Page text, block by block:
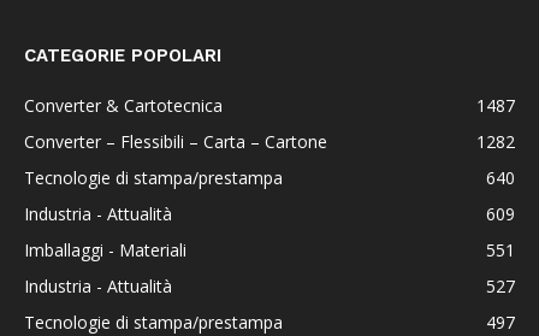
CATEGORIE POPOLARI
Converter & Cartotecnica
1487
Converter – Flessibili – Carta – Cartone
1282
Tecnologie di stampa/prestampa
640
Industria - Attualità
609
Imballaggi - Materiali
551
Industria - Attualità
527
Tecnologie di stampa/prestampa
497